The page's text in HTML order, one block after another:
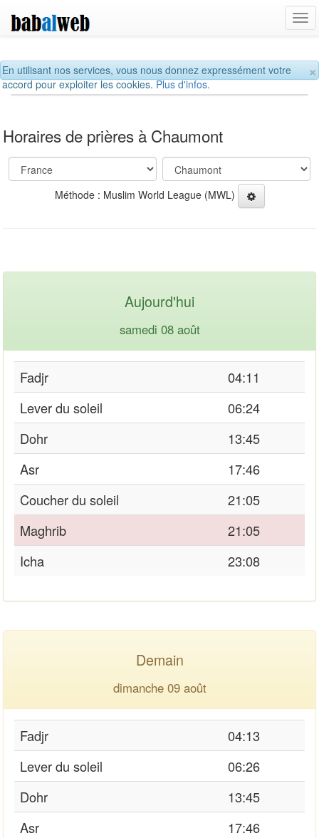
×
En utilisant nos services, vous nous donnez expressément votre
accord pour exploiter les cookies.Plus d'infos.
Horaires de prières à Chaumont
Méthode : Muslim World League (MWL)
Aujourd'hui
samedi 08 août
Fadjr
04:11
Lever du soleil
06:24
Dohr
13:45
Asr
17:46
Coucher du soleil
21:05
Maghrib
21:05
Icha
23:08
Demain
dimanche 09 août
Fadjr
04:13
Lever du soleil
06:26
Dohr
13:45
Asr
17:46